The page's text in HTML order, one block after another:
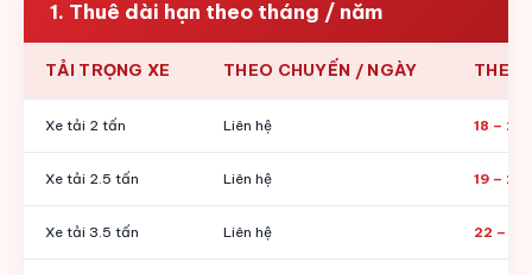
1. Thuê dài hạn theo tháng / năm
TẢI TRỌNG XE THEO CHUYẾN / NGÀY THEO
Xe tải 2 tấn Liên hệ 18 – 22
Xe tải 2.5 tấn Liên hệ 19 – 23
Xe tải 3.5 tấn Liên hệ 22 –